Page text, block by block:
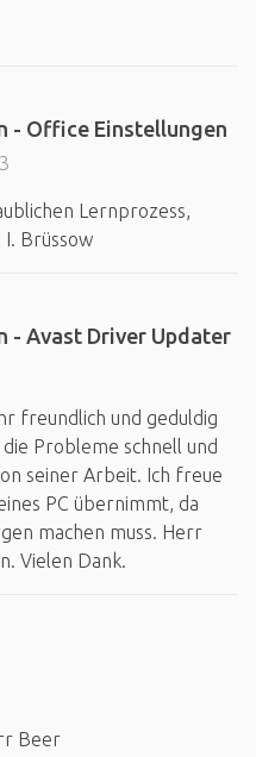
- Office Einstellungen
Lernprozess,
Brüssow
- Avast Driver Updater
freundlich und geduldig
Probleme schnell und
seiner Arbeit. Ich freue
PC übernimmt, da
machen muss. Herr
Vielen Dank.
Beer